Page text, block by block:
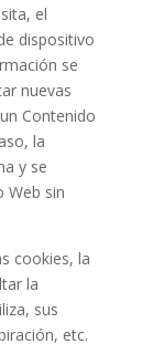
el
dispositivo
se
nuevas
Contenido
la
y se
Web sin
cookies, la
la
sus
etc.